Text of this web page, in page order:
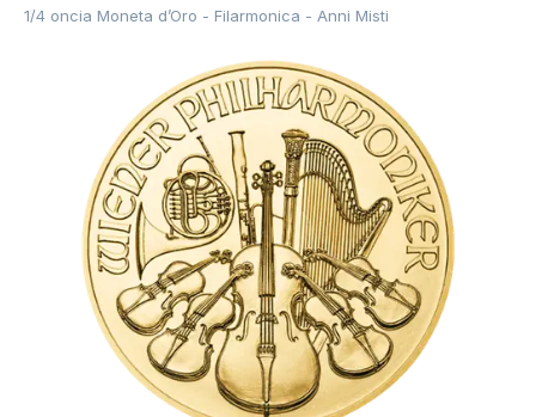
1/4 oncia Moneta d’Oro - Filarmonica - Anni Misti